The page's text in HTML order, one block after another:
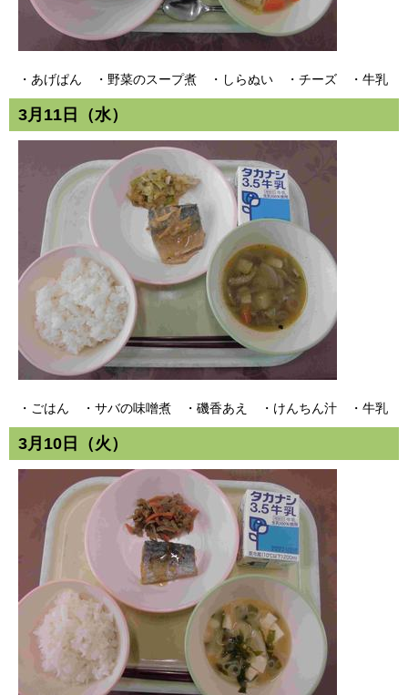
・あげぱん ・野菜のスープ煮 ・しらぬい ・チーズ ・牛乳
3月11日（水）
・ごはん ・サバの味噌煮 ・磯香あえ ・けんちん汁 ・牛乳
3月10日（火）